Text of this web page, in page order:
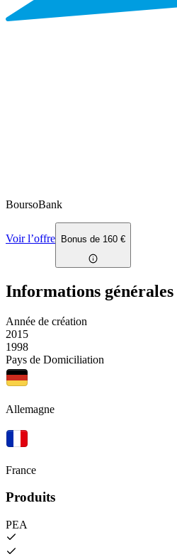
BoursoBank
Voir l’offre Bonus de 160 €
Informations générales
Année de création
2015
1998
Pays de Domiciliation
Allemagne
France
Produits
PEA